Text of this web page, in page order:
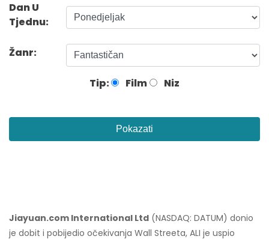
Dan U
Tjednu:
Žanr:
Tip: Film Niz
Pokazati
Jiayuan.com International Ltd (NASDAQ: DATUM) donio
je dobit i pobijedio očekivanja Wall Streeta, ALI je uspio